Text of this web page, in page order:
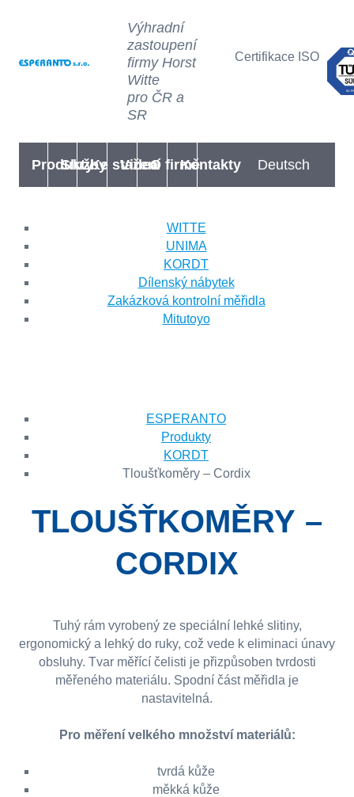
Výhradní
zastoupení
firmy Horst
Witte
pro ČR a
SR
Certifikace ISO
Produkty
SlužbyKe stažení
VideaO firměKontakty Deutsch
WITTE
UNIMA
KORDT
Dílenský nábytek
Zakázková kontrolní měřidla
Mitutoyo
ESPERANTO
Produkty
KORDT
Tloušťkoměry – Cordix
TLOUŠŤKOMĚRY –
CORDIX
Tuhý rám vyrobený ze speciální lehké slitiny,
ergonomický a lehký do ruky, což vede k eliminaci únavy
obsluhy. Tvar měřící čelisti je přizpůsoben tvrdosti
měřeného materiálu. Spodní část měřidla je
nastavitelná.
Pro měření velkého množství materiálů:
tvrdá kůže
měkká kůže